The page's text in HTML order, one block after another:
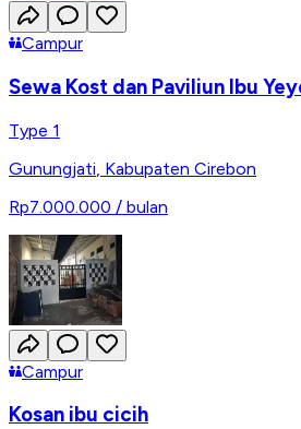
Campur
Sewa Kost dan Paviliun Ibu
Type 1
Gunungjati Kabupaten Cirebon
Rp7.000.000 / bulan
Campur
Kosan ibu cicih